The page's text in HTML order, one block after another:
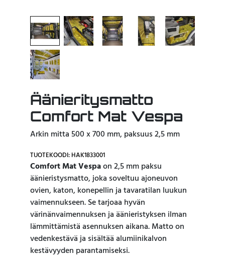
Äänieritysmatto
Comfort Mat Vespa
Arkin mitta 500 x 700 mm, paksuus 2,5 mm
TUOTEKOODI: HAK1833001
Comfort Mat Vespaon 2,5 mm paksu
äänieristysmatto, joka soveltuu ajoneuvon
ovien, katon, konepellin ja tavaratilan luukun
vaimennukseen. Se tarjoaa hyvän
värinänvaimennuksen ja äänieristyksen ilman
lämmittämistä asennuksen aikana. Matto on
vedenkestävä ja sisältää alumiinikalvon
kestävyyden parantamiseksi.